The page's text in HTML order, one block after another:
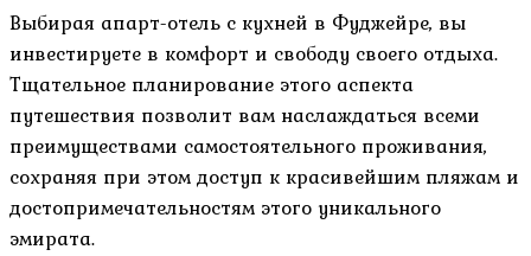
Выбирая апарт-отель с кухней в Фуджейре, вы
инвестируете в комфорт и свободу своего отдыха.
Тщательное планирование этого аспекта
путешествия позволит вам наслаждаться всеми
преимуществами самостоятельного проживания,
сохраняя при этом доступ к красивейшим пляжам и
достопримечательностям этого уникального
эмирата.